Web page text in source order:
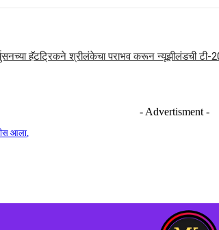
हॅटट्रिकने श्रीलंकेचा पराभव करून न्यूझीलंडची टी-
आला,
- Advertisment -